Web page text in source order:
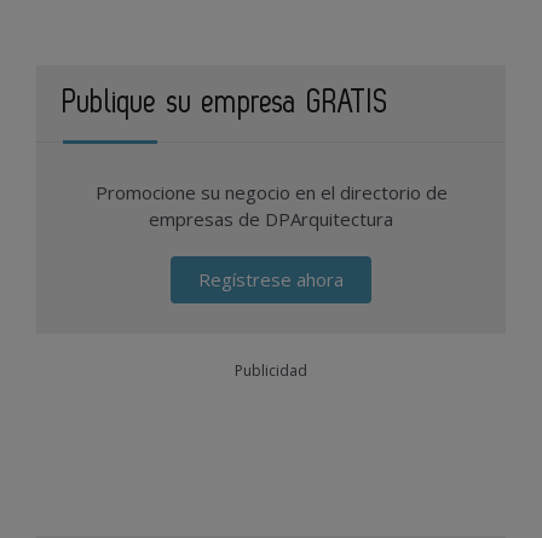
Publique su empresa GRATIS
Promocione su negocio en el directorio de
empresas de DPArquitectura
Regístrese ahora
Publicidad